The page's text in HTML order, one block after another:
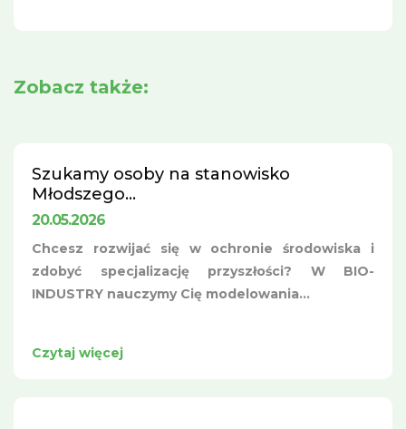
Zobacz także:
Szukamy osoby na stanowisko
Młodszego...
20.05.2026
Chcesz rozwijać się w ochronie środowiska i
zdobyć specjalizację przyszłości? W BIO-
INDUSTRY nauczymy Cię modelowania...
Czytaj więcej